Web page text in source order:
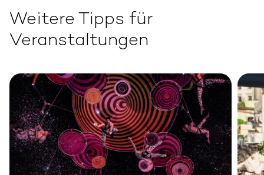
Weitere Tipps für
Veranstaltungen